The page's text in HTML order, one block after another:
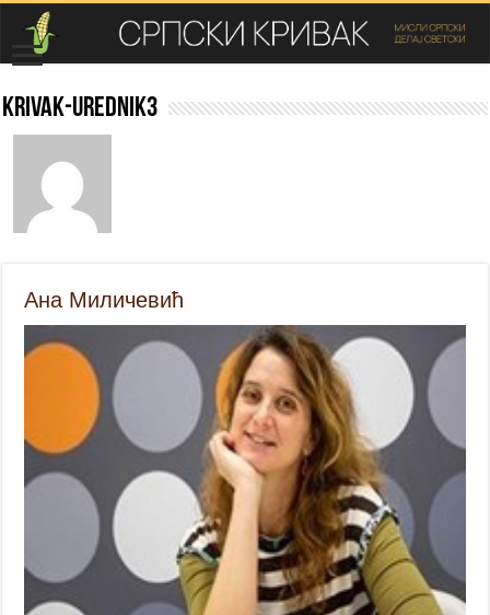
krivak-urednik3
Ана Миличевић